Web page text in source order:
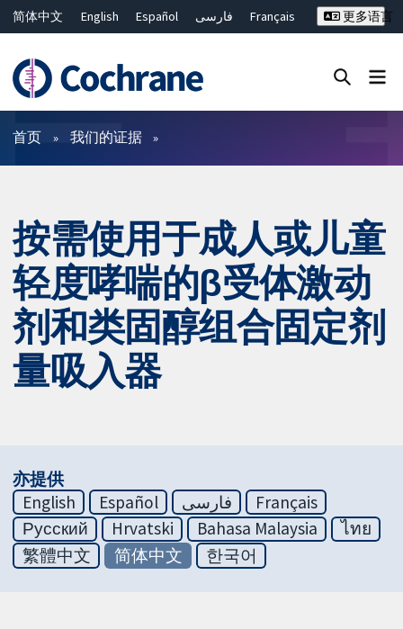
简体中文 English Español فارسی
Français
ไทย
繁體中文
更多语言
过滤
首页 我们的证据
按需使用于成人或儿童
轻度哮喘的β受体激动
剂和类固醇组合固定剂
量吸入器
亦提供
English
Español فارسی
Français
Русский
Hrvatski Bahasa Malaysia
ไทย
繁體中文
简体中文 한국어